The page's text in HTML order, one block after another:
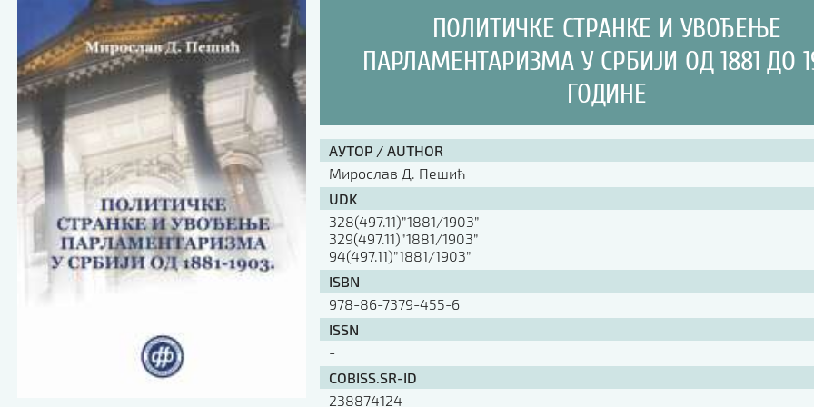
ПОЛИТИЧКЕ СТРАНКЕ И УВОЂЕЊЕ
ПАРЛАМЕНТАРИЗМА У СРБИЈИ ОД 1881 ДО
ГОДИНЕ
АУТОР / AUTHOR
Мирослав Д. Пешић
UDK
328(497.11)”1881/1903”
329(497.11)”1881/1903”
94(497.11)”1881/1903”
ISBN
978-86-7379-455-6
ISSN
-
COBISS.SR-ID
238874124